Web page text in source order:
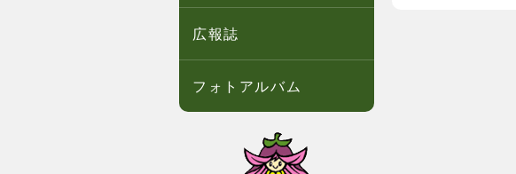
広報誌
フォトアルバム